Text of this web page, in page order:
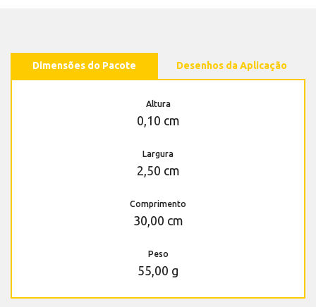
Dimensões do Pacote Desenhos da Aplicação
Altura
0,10 cm
Largura
2,50 cm
Comprimento
30,00 cm
Peso
55,00 g